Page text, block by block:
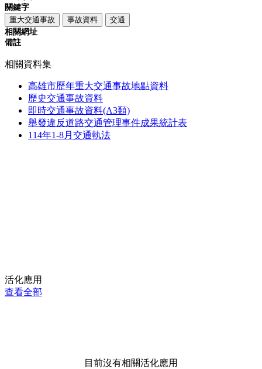
關鍵字
重大交通事故
事故資料
交通
相關網址
備註
相關資料集
高雄市歷年重大交通事故地點資料
歷史交通事故資料
即時交通事故資料(A3類)
舉發違反道路交通管理事件成果統計表
114年1-8月交通執法
活化應用
查看全部
目前沒有相關活化應用